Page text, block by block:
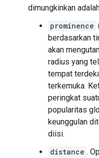
dimungkinkan
prominence
berdasarkan
akan
radius yang
tempat
terkemuka.
peringkat
popularitas
keunggulan
diisi.
distance .